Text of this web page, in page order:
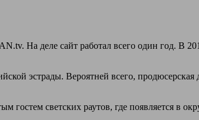
На деле сайт работал всего один год. В
эстрады. Вероятней всего, продюсерская
гостем светских раутов, где появляется в